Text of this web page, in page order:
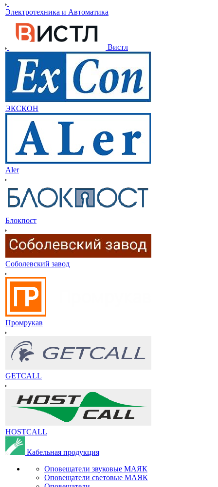
Электротехника и Автоматика
Вистл
ЭКСКОН
Aler
Блокпост
Соболевский завод
Промрукав
GETCALL
HOSTCALL
Кабельная продукция
Оповещатели звуковые МАЯК
Оповещатели световые МАЯК